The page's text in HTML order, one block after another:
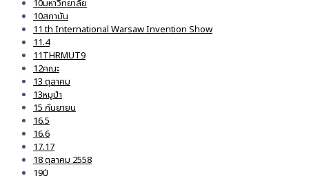
10มหาวิทยาลัย
10สถาบัน
11 th International Warsaw Invention Show
11.4
11THRMUT9
12คณะ
13 ตุลาคม
13หมูป่า
15 กันยายน
16.5
16.6
17.17
18 ตุลาคม 2558
19ปี